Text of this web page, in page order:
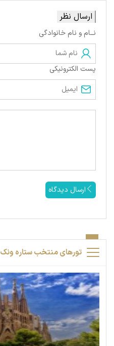
ارسال نظر
نــام و نام خانوادگی
پست الکترونیکی
ارسال دیدگاه
تورهای منتخب ستاره ونک